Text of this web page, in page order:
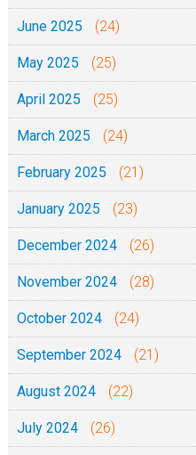
June 2025 (24)
May 2025 (25)
April 2025 (25)
March 2025 (24)
February 2025 (21)
January 2025 (23)
December 2024 (26)
November 2024 (28)
October 2024 (24)
September 2024 (21)
August 2024 (22)
July 2024 (26)